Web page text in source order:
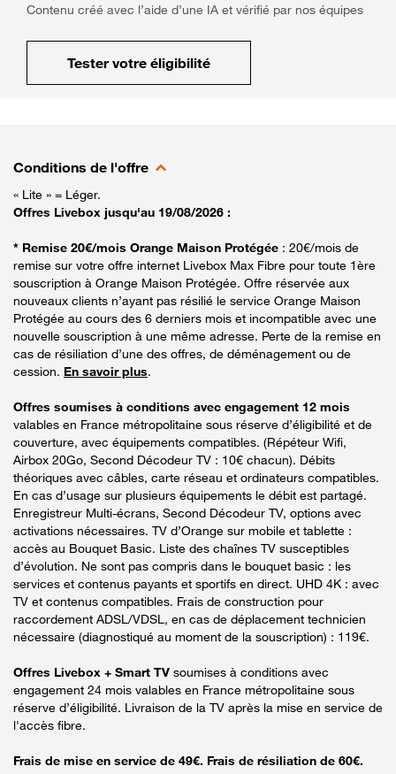
Contenu créé avec l’aide d’une IA et vérifié par nos équipes
Tester votre éligibilité
Conditions de l'offre
« Lite » = Léger.
Offres Livebox jusqu'au 19/08/2026 :
* Remise 20€/mois Orange Maison Protégée : 20€/mois de
remise sur votre offre internet Livebox Max Fibre pour toute 1ère
souscription à Orange Maison Protégée. Offre réservée aux
nouveaux clients n’ayant pas résilié le service Orange Maison
Protégée au cours des 6 derniers mois et incompatible avec une
nouvelle souscription à une même adresse. Perte de la remise en
cas de résiliation d’une des offres, de déménagement ou de
cession. En savoir plus.
Offres soumises à conditions avec engagement 12 mois
valables en France métropolitaine sous réserve d’éligibilité et de
couverture, avec équipements compatibles. (Répéteur Wifi,
Airbox 20Go, Second Décodeur TV : 10€ chacun). Débits
théoriques avec câbles, carte réseau et ordinateurs compatibles.
En cas d’usage sur plusieurs équipements le débit est partagé.
Enregistreur Multi-écrans, Second Décodeur TV, options avec
activations nécessaires. TV d’Orange sur mobile et tablette :
accès au Bouquet Basic. Liste des chaînes TV susceptibles
d’évolution. Ne sont pas compris dans le bouquet basic : les
services et contenus payants et sportifs en direct. UHD 4K : avec
TV et contenus compatibles. Frais de construction pour
raccordement ADSL/VDSL, en cas de déplacement technicien
nécessaire (diagnostiqué au moment de la souscription) : 119€.
Offres Livebox + Smart TV soumises à conditions avec
engagement 24 mois valables en France métropolitaine sous
réserve d’éligibilité. Livraison de la TV après la mise en service de
l'accès fibre.
Frais de mise en service de 49€. Frais de résiliation de 60€.